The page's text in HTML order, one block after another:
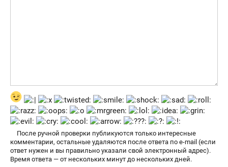
После ручной проверки публикуются только интересные
комментарии, остальные удаляются после ответа по e-mail (если
ответ нужен и вы правильно указали свой электронный адрес).
Время ответа — от нескольких минут до нескольких дней.